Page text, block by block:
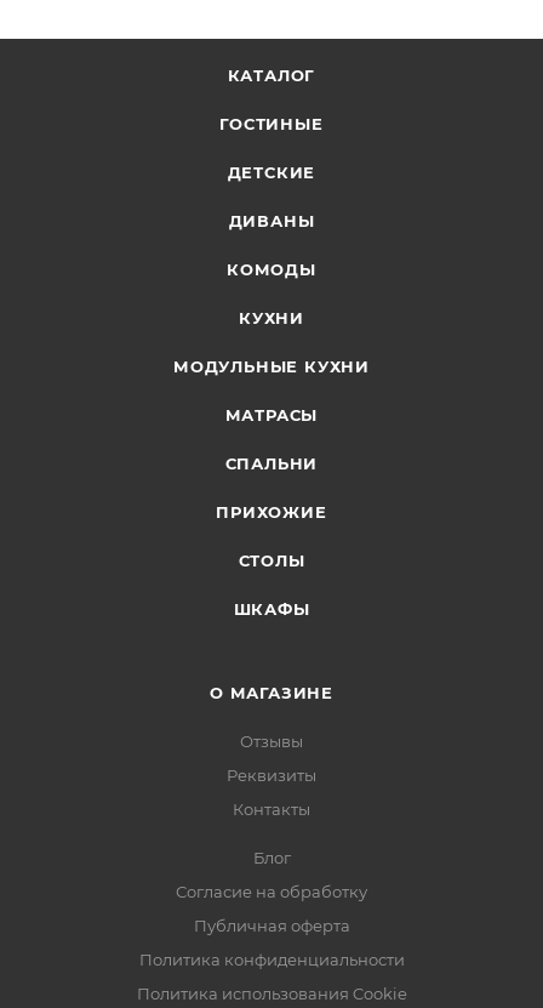
КАТАЛОГ
ГОСТИНЫЕ
ДЕТСКИЕ
ДИВАНЫ
КОМОДЫ
КУХНИ
МОДУЛЬНЫЕ КУХНИ
МАТРАСЫ
СПАЛЬНИ
ПРИХОЖИЕ
СТОЛЫ
ШКАФЫ
О МАГАЗИНЕ
Отзывы
Реквизиты
Контакты
Блог
Согласие на обработку
Публичная оферта
Политика конфиденциальности
Политика использования Cookie